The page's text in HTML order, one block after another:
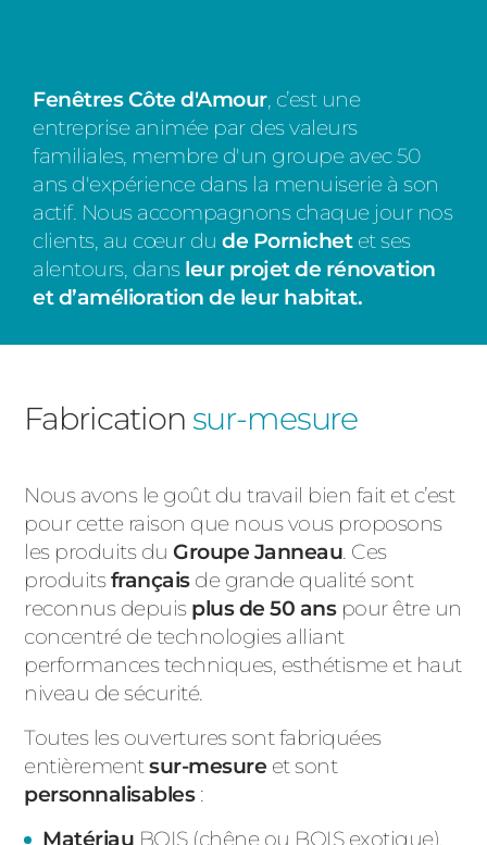
Fenêtres Côte d'Amour, c’est une
entreprise animée par des valeurs
familiales, membre d'un groupe avec 50
ans d'expérience dans la menuiserie à son
actif. Nous accompagnons chaque jour nos
clients, au cœur du de Pornichet et ses
alentours, dansleur projet de rénovation
et d’amélioration de leur habitat.
Fabrication sur-mesure
Nous avons le goût du travail bien fait et c’est
pour cette raison que nous vous proposons
les produits duGroupe Janneau. Ces
produitsfrançaisde grande qualité sont
reconnus depuis plus de 50 anspour être un
concentré de technologies alliant
performances techniques, esthétisme et haut
niveau de sécurité.
Toutes les ouvertures sont fabriquées
entièrementsur-mesure et sont
personnalisables:
Matériau BOIS(chêne ou BOIS exotique)